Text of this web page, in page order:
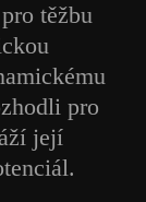
těžbu
pro
její